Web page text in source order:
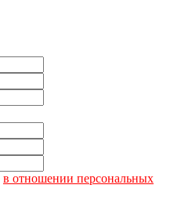
в отношении персональных